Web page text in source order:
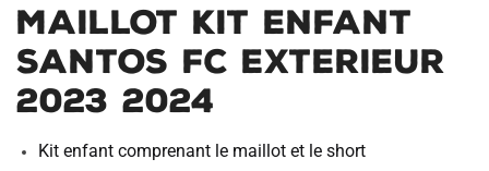
MAILLOT KIT ENFANT
SANTOS FC EXTERIEUR
2023 2024
Kit enfant comprenant le maillot et le short